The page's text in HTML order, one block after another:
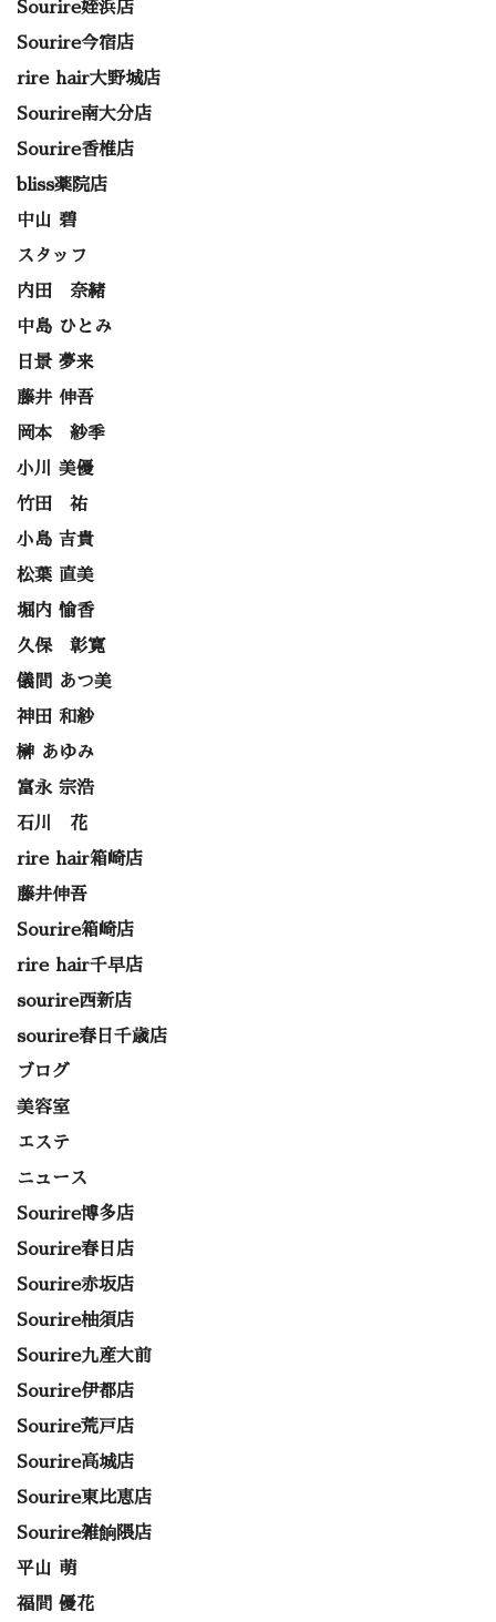
Sourire姪浜店
Sourire今宿店
rire hair大野城店
Sourire南大分店
Sourire香椎店
bliss薬院店
中山 碧
スタッフ
内田 奈緒
中島 ひとみ
日景 夢来
藤井 伸吾
岡本 紗季
小川 美優
竹田 祐
小島 吉貴
松葉 直美
堀内 愉香
久保 彰寛
儀間 あつ美
神田 和紗
榊 あゆみ
富永 宗浩
石川 花
rire hair箱崎店
藤井伸吾
Sourire箱崎店
rire hair千早店
sourire西新店
sourire春日千歳店
ブログ
美容室
エステ
ニュース
Sourire博多店
Sourire春日店
Sourire赤坂店
Sourire柚須店
Sourire九産大前
Sourire伊都店
Sourire荒戸店
Sourire高城店
Sourire東比恵店
Sourire雑餉隈店
平山 萌
福間 優花